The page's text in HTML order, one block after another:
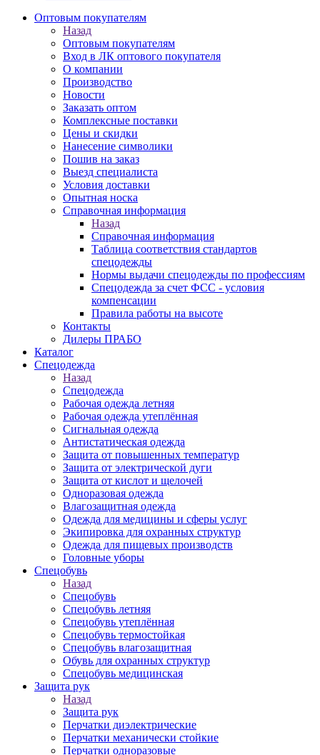
Оптовым покупателям
Назад
Оптовым покупателям
Вход в ЛК оптового покупателя
О компании
Производство
Новости
Заказать оптом
Комплексные поставки
Цены и скидки
Нанесение символики
Пошив на заказ
Выезд специалиста
Условия доставки
Опытная носка
Справочная информация
Назад
Справочная информация
Таблица соответствия стандартов
спецодежды
Нормы выдачи спецодежды по профессиям
Спецодежда за счет ФСС - условия
компенсации
Правила работы на высоте
Контакты
Дилеры ПРАБО
Каталог
Спецодежда
Назад
Спецодежда
Рабочая одежда летняя
Рабочая одежда утеплённая
Сигнальная одежда
Антистатическая одежда
Защита от повышенных температур
Защита от электрической дуги
Защита от кислот и щелочей
Одноразовая одежда
Влагозащитная одежда
Одежда для медицины и сферы услуг
Экипировка для охранных структур
Одежда для пищевых производств
Головные уборы
Спецобувь
Назад
Спецобувь
Спецобувь летняя
Спецобувь утеплённая
Спецобувь термостойкая
Спецобувь влагозащитная
Обувь для охранных структур
Спецобувь медицинская
Защита рук
Назад
Защита рук
Перчатки диэлектрические
Перчатки механически стойкие
Перчатки одноразовые